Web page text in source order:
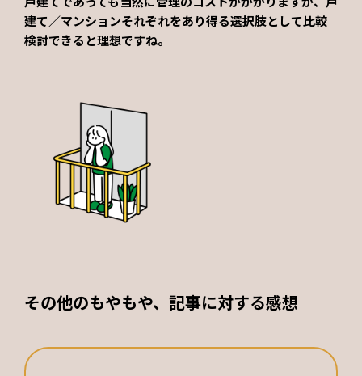
建て／マンションそれぞれをあり得る選択肢として比較
検討できると理想ですね。
その他のもやもや、記事に対する感想